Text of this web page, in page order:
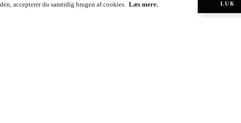
accepterer du samtidig brugen af cookies. Læs mere. LUK